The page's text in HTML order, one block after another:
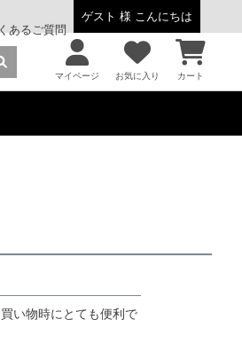
ゲスト 様 こんにちは
あるご質問
マイページ お気に入り カート
い物時にとても便利で